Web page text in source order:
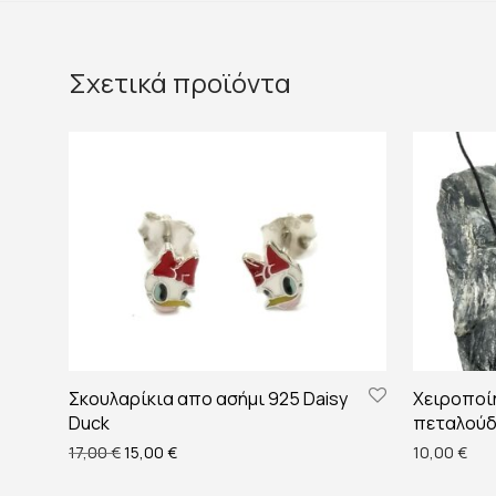
Σχετικά προϊόντα
Σκουλαρίκια απο ασήμι 925 Daisy
Duck
17,00€Original price was: 17,00 €.
15,00 €Η τρέχουσα τιμή είναι: 15,00 €. 10,00 €